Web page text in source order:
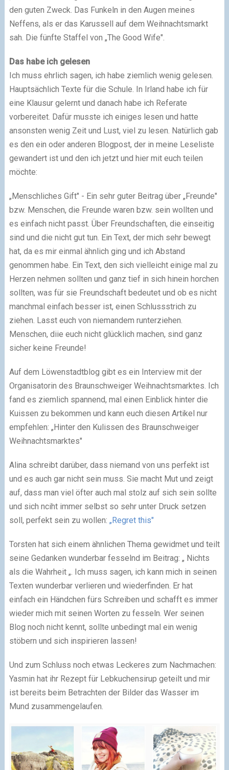
den guten Zweck. Das Funkeln in den Augen meines
Neffens, als er das Karussell auf dem Weihnachtsmarkt
sah. Die fünfte Staffel von „The Good Wife".
Das habe ich gelesen
Ich muss ehrlich sagen, ich habe ziemlich wenig gelesen.
Hauptsächlich Texte für die Schule. In Irland habe ich für
eine Klausur gelernt und danach habe ich Referate
vorbereitet. Dafür musste ich einiges lesen und hatte
ansonsten wenig Zeit und Lust, viel zu lesen. Natürlich gab
es den ein oder anderen Blogpost, der in meine Leseliste
gewandert ist und den ich jetzt und hier mit euch teilen
möchte:
„Menschliches Gift" - Ein sehr guter Beitrag über „Freunde"
bzw. Menschen, die Freunde waren bzw. sein wollten und
es einfach nicht passt. Über Freundschaften, die einseitig
sind und die nicht gut tun. Ein Text, der mich sehr bewegt
hat, da es mir einmal ähnlich ging und ich Abstand
genommen habe. Ein Text, den sich vielleicht einige mal zu
Herzen nehmen sollten und ganz tief in sich hinein horchen
sollten, was für sie Freundschaft bedeutet und ob es nicht
manchmal einfach besser ist, einen Schlussstrich zu
ziehen. Lasst euch von niemandem runterziehen.
Menschen, diie euch nicht glücklich machen, sind ganz
sicher keine Freunde!
Auf dem Löwenstadtblog gibt es ein Interview mit der
Organisatorin des Braunschweiger Weihnachtsmarktes. Ich
fand es ziemlich spannend, mal einen Einblick hinter die
Kuissen zu bekommen und kann euch diesen Artikel nur
empfehlen: „Hinter den Kulissen des Braunschweiger
Weihnachtsmarktes"
Alina schreibt darüber, dass niemand von uns perfekt ist
und es auch gar nicht sein muss. Sie macht Mut und zeigt
auf, dass man viel öfter auch mal stolz auf sich sein sollte
und sich nciht immer selbst so sehr unter Druck setzen
soll, perfekt sein zu wollen: „Regret this"
Torsten hat sich einem ähnlichen Thema gewidmet und teilt
seine Gedanken wunderbar fesselnd im Beitrag: „ Nichts
als die Wahrheit „. Ich muss sagen, ich kann mich in seinen
Texten wunderbar verlieren und wiederfinden. Er hat
einfach ein Händchen fürs Schreiben und schafft es immer
wieder mich mit seinen Worten zu fesseln. Wer seinen
Blog noch nicht kennt, sollte unbedingt mal ein wenig
stöbern und sich inspirieren lassen!
Und zum Schluss noch etwas Leckeres zum Nachmachen:
Yasmin hat ihr Rezept für Lebkuchensirup geteilt und mir
ist bereits beim Betrachten der Bilder das Wasser im
Mund zusammengelaufen.